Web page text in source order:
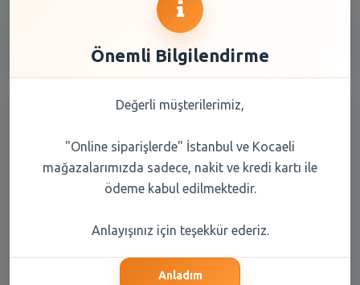
gr
Önemli Bilgilendirme
Değerli müşterilerimiz,
"Online siparişlerde" İstanbul ve Kocaeli
mağazalarımızda sadece, nakit ve kredi kartı ile
ödeme kabul edilmektedir.
Anlayışınız için teşekkür ederiz.
Anladım